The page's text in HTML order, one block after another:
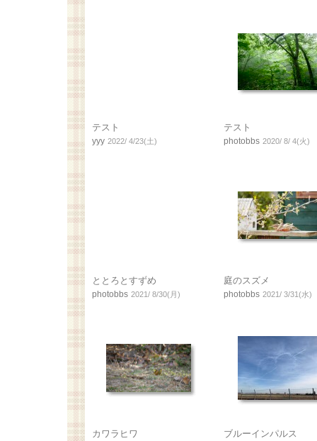
テスト
yyy 2022/ 4/23(土)
テスト
photobbs 2020/ 8/ 4(火)
ととろとすずめ
photobbs 2021/ 8/30(月)
庭のスズメ
photobbs 2021/ 3/31(水)
カワラヒワ ブルーインパルス